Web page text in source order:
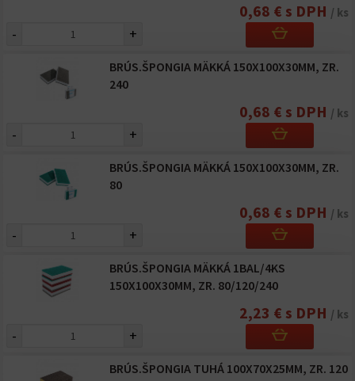
0,68 € s DPH / ks
- +
BRÚS.ŠPONGIA MÄKKÁ 150X100X30MM, ZR.
240
0,68 € s DPH / ks
- +
BRÚS.ŠPONGIA MÄKKÁ 150X100X30MM, ZR.
80
0,68 € s DPH / ks
- +
BRÚS.ŠPONGIA MÄKKÁ 1BAL/4KS
150X100X30MM, ZR. 80/120/240
2,23 € s DPH / ks
- +
BRÚS.ŠPONGIA TUHÁ 100X70X25MM, ZR. 120